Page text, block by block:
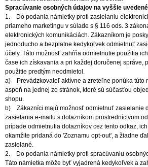
Spracúvanie osobných údajov na vyššie
1. Do podania námietky proti zasielaniu
priameho marketingu v súlade s § 116 ods. 3
elektronických komunikáciách. Zákazníkom je
jednoducho a bezplatne kedykoľvek odmietnuť
účely. Táto možnosť zahŕňa odmietnutie použitia
čase ich získavania a pri každej doručenej správe,
použitie predtým neodmietol.
a) Prevádzkovateľ aktívne a zreteľne ponúka túto
aspoň na jednej zo stránok, ktoré sú súčasťou
shopu.
b) Zákazníci majú možnosť odmietnuť zasielanie
zasielania e-mailu s dotazníkom prostredníctvom
prípade odmietnutia dotazníkov cez tento odkaz,
okamžite pridaná do 'Zoznamu opt-out', a žiadne
zasielané.
2. Do podania námietky proti spracúvaniu
Táto námietka môže byť vyjadrená kedykoľvek a